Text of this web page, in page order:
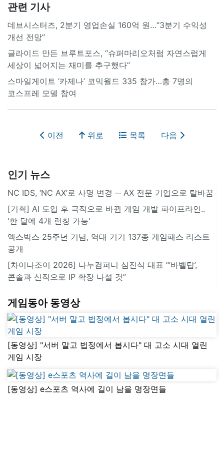
관련 기사
데브시스터즈, 2분기 영업손실 160억 원…“3분기 수익성
개선 전망”
글라이드 만든 브루트포스, “슈퍼마리오처럼 자연스럽게
세상이 넓어지는 재미를 추구했다”
스마일게이트 ‘카제나’ 코믹월드 335 참가…총 7명의
코스프레 모델 참여
이전 위로 목록 다음
인기 뉴스
NC IDS, ‘NC AX’로 사명 변경 ∙∙∙ AX 전문 기업으로 탈바꿈
[기획] AI 도입 후 극적으로 바뀐 게임 개발 파이프라인..
'한 달에 4개 런칭 가능'
엑스박스 25주년 기념, 역대 기기 137종 게임패스 리스트
공개
[차이나조이 2026] 나누컴퍼니 심진식 대표 “‘바벨탑’,
콘솔과 신작으로 IP 확장 나설 것”
게임동아 동영상
[동영상] "서버 말고 법정에서 봅시다" 대 고소 시대 열린
게임 시장
[동영상] e스포츠 역사에 길이 남을 명장면들